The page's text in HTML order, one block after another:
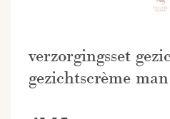
verzorgingsset
gezichtscrème